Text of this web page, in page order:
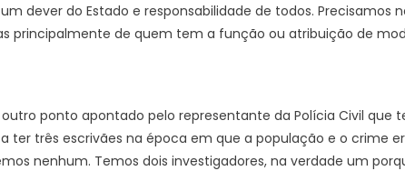
dever do Estado e responsabilidade de todos. Precisamos
principalmente de quem tem a função ou atribuição de
ponto apontado pelo representante da Polícia Civil que
ter três escrivães na época em que a população e o crime
nenhum. Temos dois investigadores, na verdade um